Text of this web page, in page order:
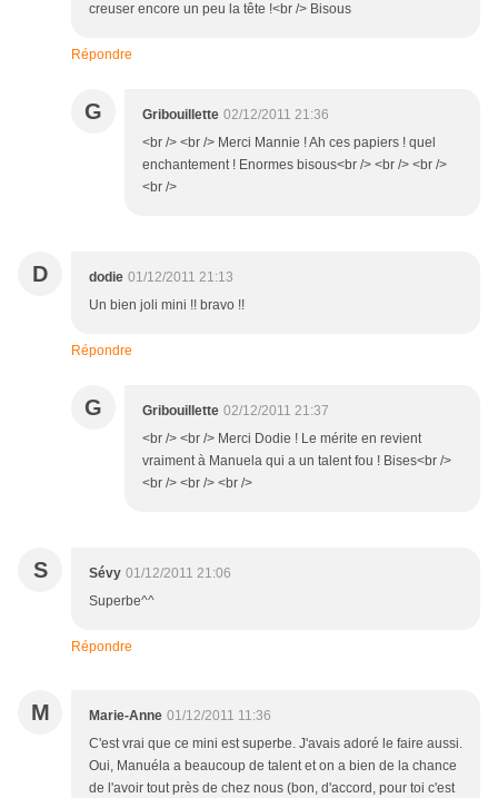
creuser encore un peu la tête !<br /> Bisous
Répondre
G Gribouillette 02/12/2011 21:36
<br /> <br /> Merci Mannie ! Ah ces papiers ! quel
enchantement ! Enormes bisous<br /> <br /> <br />
<br />
D dodie 01/12/2011 21:13
Un bien joli mini !! bravo !!
Répondre
G Gribouillette 02/12/2011 21:37
<br /> <br /> Merci Dodie ! Le mérite en revient
vraiment à Manuela qui a un talent fou ! Bises<br />
<br /> <br /> <br />
S Sévy 01/12/2011 21:06
Superbe^^
Répondre
M Marie-Anne 01/12/2011 11:36
C'est vrai que ce mini est superbe. J'avais adoré le faire aussi.
Oui, Manuéla a beaucoup de talent et on a bien de la chance
de l'avoir tout près de chez nous (bon, d'accord, pour toi c'est